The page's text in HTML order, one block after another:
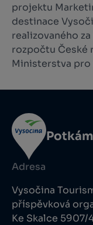
projektu
destinace
realizovaného
rozpočtu České
Ministerstva
Adresa
Vysočina
příspěvková
Ke Skalce 5907/